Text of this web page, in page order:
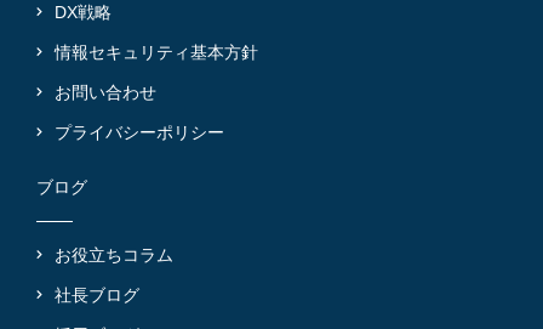
DX戦略
情報セキュリティ基本方針
お問い合わせ
プライバシーポリシー
ブログ
お役立ちコラム
社長ブログ